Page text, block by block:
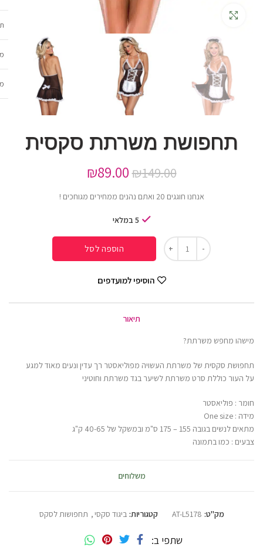
תחפושת משרתת סקסית
₪149.00
₪89.00
אנחנו חוגגים 20 ואתם נהנים ממחירים מגוחכים !
5 במלאי
הוספה לסל
הוסיפי למועדפים
תיאור
מישהו מחפש משרתת?
תחפושת סקסית של משרתת העשויה מפוליאסטר רך עדין ונעים מאוד למגע
על העור כוללת סרט משרתת לשיער בגד משרתת וחוטיני
חומר : פוליאסטר
מידה : One size
מתאים לנשים בגובה 155 – 175 ס"מ ובמשקל של 40-65 ק"ג
צבעים : כמו בתמונה
משלוחים
מק"ט: AT-L5178 קטגוריות: ביגוד סקסי, תחפושות לסקס
שתפי ב